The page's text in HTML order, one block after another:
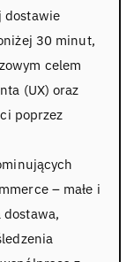
dostawie
30 minut,
celem
(UX) oraz
poprzez
– małe i